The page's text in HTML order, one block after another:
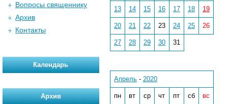
13 14 15 16 17 18 19
20 21 22 23 24 25 26
27 28 29 30 31
Апрель - 2020
пн вт ср чт пт сб вс
Вопросы священнику
Архив
Контакты
Календарь
Архив